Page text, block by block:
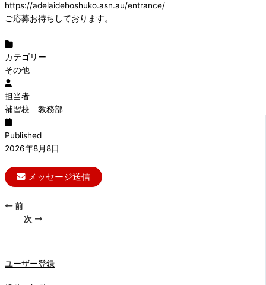
https://adelaidehoshuko.asn.au/entrance/
ご応募お待ちしております。
カテゴリー
その他
担当者
補習校 教務部
Published
2026年8月8日
メッセージ送信
前
次
ユーザー登録